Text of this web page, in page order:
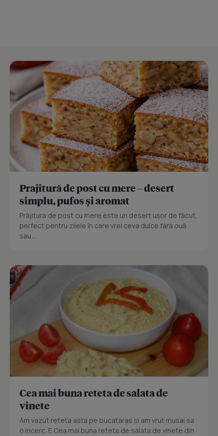
Prajitură de post cu mere – desert
simplu, pufos și aromat
Prăjitura de post cu mere este un desert ușor de făcut,
perfect pentru zilele în care vrei ceva dulce fără ouă
sau...
Cea mai buna reteta de salata de
vinete
Am vazut reteta asta pe bucataras si am vrut musai sa
o incerc. E Cea mai buna reteta de salata de vinete din